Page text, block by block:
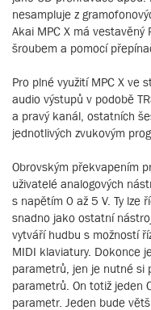
nesampluje z
Akai MPC X má vestavěný
šroubem a pomocí
Pro plné využití MPC X ve
audio výstupů v podobě
a pravý kanál, ostatních
jednotlivých zvukovým
Obrovským překvapením
uživatelé analogových
s napětím 0 až 5 V. Ty lze
snadno jako ostatní
vytváří hudbu s možností
MIDI klaviatury. Dokonce
parametrů, jen je nutné si
parametrů. On totiž jeden
parametr. Jeden bude